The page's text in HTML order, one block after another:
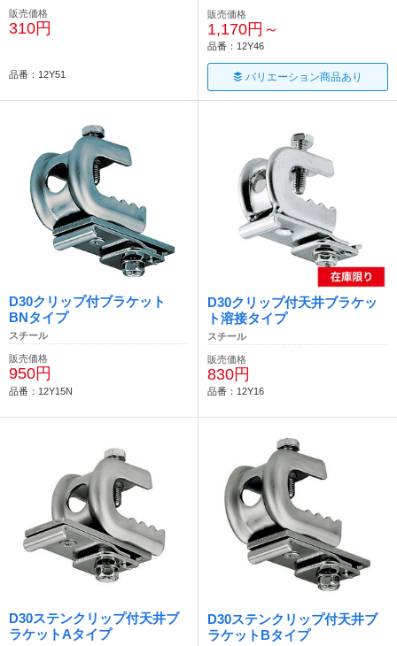
販売価格
310円
品番：12Y51
販売価格
1,170円～
品番：12Y46
バリエーション商品あり
D30クリップ付ブラケット
BNタイプ
スチール
販売価格
950円
品番：12Y15N
D30クリップ付天井ブラケッ
ト溶接タイプ
スチール
販売価格
830円
品番：12Y16
D30ステンクリップ付天井ブ
ラケットAタイプ
D30ステンクリップ付天井ブ
ラケットBタイプ